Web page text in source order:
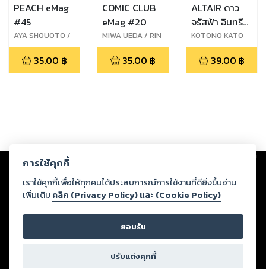
PEACH eMag
#45
AYA SHOUOTO /
ANASHIN /
AMMITSU / EMA
TOYAMA
35.00 ฿
COMIC CLUB
eMag #20
MIWA UEDA / RIN
MIASA / SAKI
HARUKI /
PEDORO
35.00 ฿
ALTAIR ดาว
จรัสฟ้า อินทรี
ถลาลม 16
KOTONO KATO
39.00 ฿
Copyright © 2026
ต่อผลงานหรือเนื้อหาใดที่อัปโหลดผ่านเว็บไซต์และปรากฏว่าละเมิดสิทธิใน
ทรัพย์สินทางปัญญาของบุคคลอื่นหรือขัดต่อกฎหมายและศีลธรรม ดังนั้น ผู้อ่าน
ทุกท่านโปรดใช้วิจารณญาณในการกลั่นกรองด้วยตนเอง และหากท่านพบว่าส่วน
หนึ่งส่วนใดขัดต่อกฎหมายและศีลธรรม กรุณาแจ้งมายังบริษัท เพื่อทีมงานจะได้
ดำเนินการในทันที ทั้งนี้ ทางสตอรี่ล็อกขอสงวนลิขสิทธิ์ตามพระราชบัญญัติ
ลิขสิทธิ์ พ.ศ. 2537 (ฉบับล่าสุด)
For support: member@ookbee.com
Version
การใช้คุกกี้
เราใช้คุกกี้เพื่อให้ทุกคนได้ประสบการณ์การใช้งานที่ดียิ่งขึ้นอ่าน
เพิ่มเติม คลิก (Privacy Policy) และ (Cookie Policy)
ยอมรับ
ปรับแต่งคุกกี้